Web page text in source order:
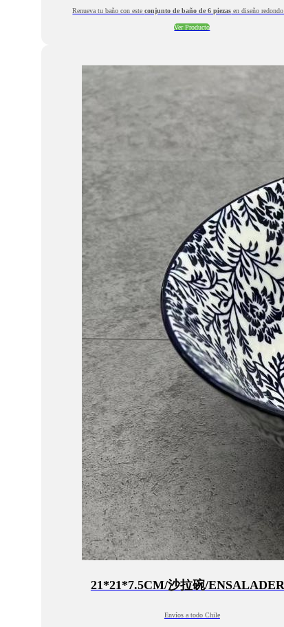
Renueva tu baño con esteconjunto de baño de 6 piezas en diseño
Ver Producto
21*21*7.5CM/沙拉碗/
Envíos a todo Chile